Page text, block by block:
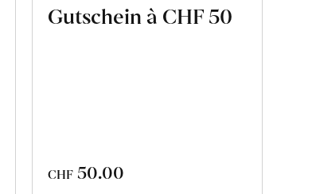
Gutschein à CHF 50
CHF 50.00